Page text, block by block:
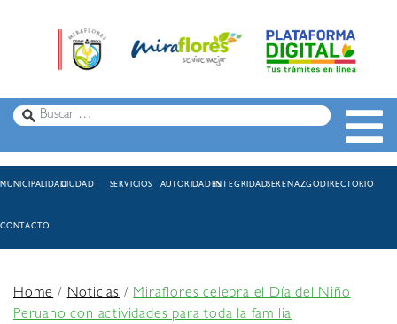
MUNICIPALIDADCIUDAD SERVICIOS AUTORIDADESINTEGRIDADSERENAZGODIRECTORIO
CONTACTO
Home/Noticias /Miraflores celebra el Día del Niño
Peruano con actividades para toda la familia